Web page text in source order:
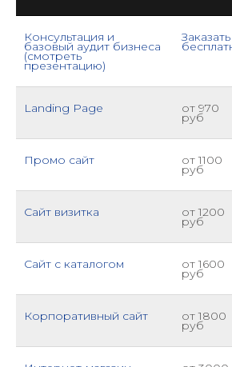
Консультация и
базовый аудит бизнеса
(смотреть
презентацию)
Заказать
Landing Page от 970
руб
Промо сайт от 1100
руб
Сайт визитка от 1200
руб
Сайт с каталогом от 1600
руб
Корпоративный сайт от 1800
руб